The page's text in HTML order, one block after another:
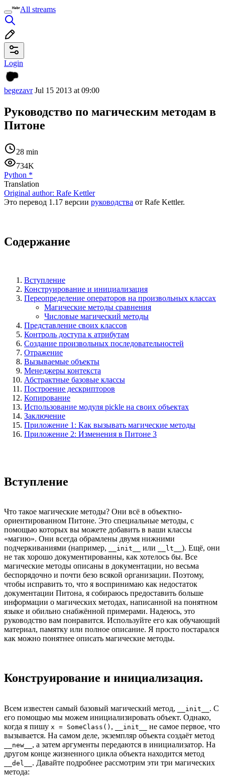
All streams
Login
begezavrJul 15 2013 at 09:00
Руководство по магическим методам в
Питоне
28 min
734K
Python *
Translation
Original author: Rafe Kettler
Это перевод 1.17 версии руководства от Rafe Kettler.
Содержание
Вступление
Конструирование и инициализация
Переопределение операторов на произвольных классах
Магические методы сравнения
Числовые магический методы
Представление своих классов
Контроль доступа к атрибутам
Создание произвольных последовательностей
Отражение
Вызываемые объекты
Менеджеры контекста
Абстрактные базовые классы
Построение дескрипторов
Копирование
Использование модуля pickle на своих объектах
Заключение
Приложение 1: Как вызывать магические методы
Приложение 2: Изменения в Питоне 3
Вступление
Что такое магические методы? Они всё в объектно-
ориентированном Питоне. Это специальные методы, с
помощью которых вы можете добавить в ваши классы
«магию». Они всегда обрамлены двумя нижними
подчеркиваниями (например,
__init__ или __lt__ ). Ещё, они
не так хорошо документированны, как хотелось бы. Все
магические методы описаны в документации, но весьма
беспорядочно и почти безо всякой организации. Поэтому,
чтобы исправить то, что я воспринимаю как недостаток
документации Питона, я собираюсь предоставить больше
информации о магических методах, написанной на понятном
языке и обильно снабжённой примерами. Надеюсь, это
руководство вам понравится. Используйте его как обучающий
материал, памятку или полное описание. Я просто постарался
как можно понятнее описать магические методы.
Конструирование и инициализация.
Всем известен самый базовый магический метод, __init__ . С
его помощью мы можем инициализировать объект. Однако,
когда я пишу x = SomeClass() , __init__
не самое первое, что
вызывается. На самом деле, экземпляр объекта создаёт метод
__new__ , а затем аргументы передаются в инициализатор. На
другом конце жизненного цикла объекта находится метод
__del__ . Давайте подробнее рассмотрим эти три магических
метода: